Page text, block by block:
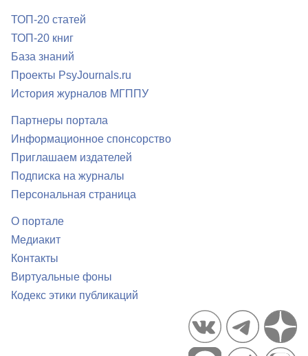
ТОП-20 статей
ТОП-20 книг
База знаний
Проекты PsyJournals.ru
История журналов МГППУ
Партнеры портала
Информационное спонсорство
Приглашаем издателей
Подписка на журналы
Персональная страница
О портале
Медиакит
Контакты
Виртуальные фоны
Кодекс этики публикаций